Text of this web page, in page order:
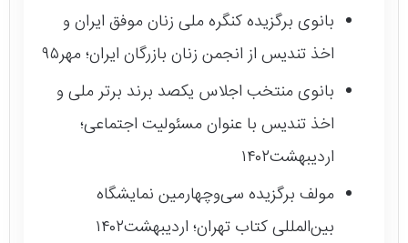
بانوی برگزیده کنگره ملی زنان ‌موفق ایران و
اخذ تندیس از انجمن زنان بازرگان ایران؛ مهر۹۵
بانوی منتخب اجلاس یکصد برند برتر ملی و
اخذ تندیس با عنوان مسئولیت اجتماعی؛
اردیبهشت۱۴۰۲
مولف برگزیده سی‌و‌چهارمین نمایشگاه
بین‌المللی کتاب تهران؛ اردیبهشت۱۴۰۲